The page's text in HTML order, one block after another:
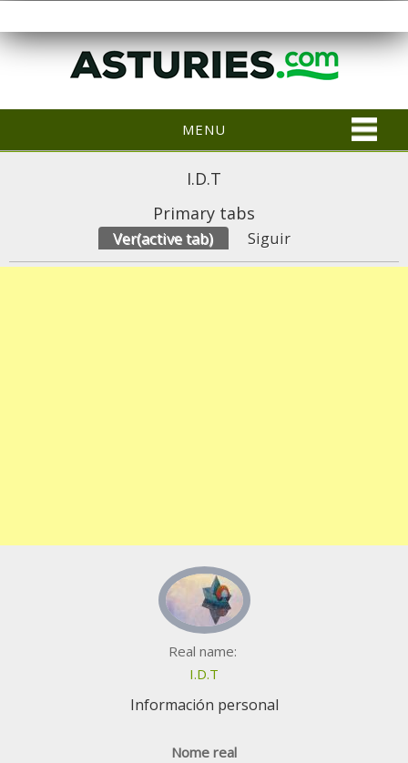
MENU
I.D.T
Primary tabs
Ver(active tab) Siguir
Real name:
I.D.T
Información personal
Nome real